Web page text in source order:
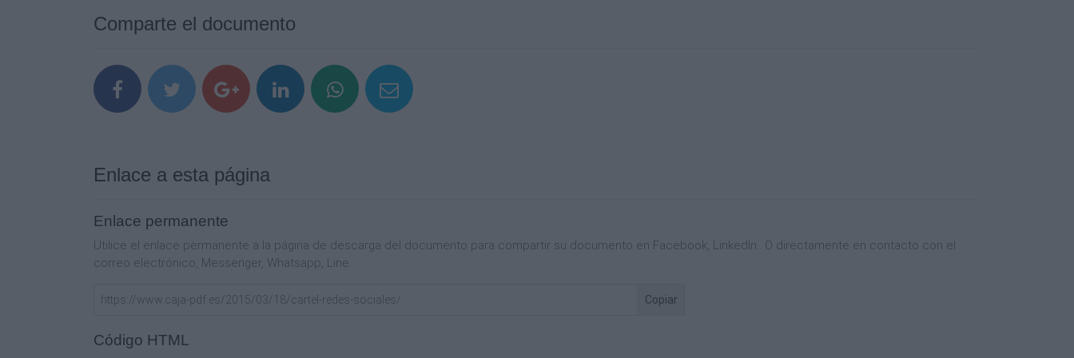
Comparte el documento
Enlace a esta página
Enlace permanente
Utilice el enlace permanente a la página de descarga del documento para compartir su documento en Facebook, LinkedIn.. O directamente en contacto con el
correo electrónico, Messenger, Whatsapp, Line..
Copiar
Código HTML